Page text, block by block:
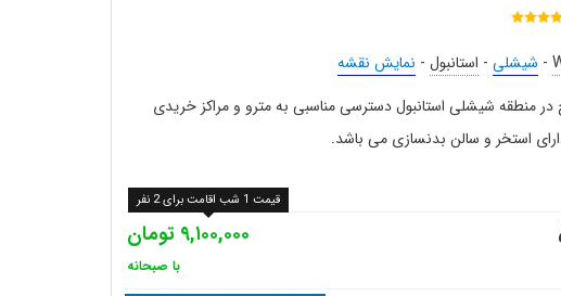
- شیشلی - استانبول - نمایش نقشه
در منطقه شیشلی استانبول دسترسی مناسبی به مترو و مراکز خریدی
استخر و سالن بدنسازی می باشد.
۹,۱۰۰,۰۰۰ تومان
با صبحانه
قیمت 1 شب اقامت برای 2 نفر